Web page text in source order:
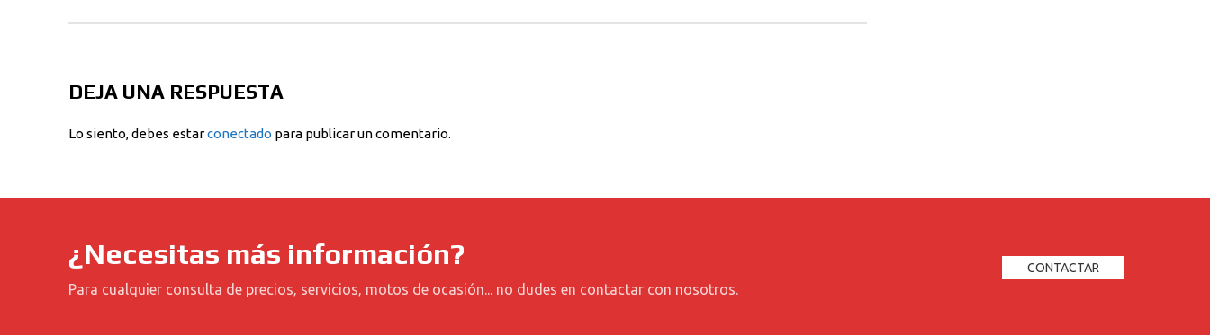
DEJA UNA RESPUESTA
Lo siento, debes estarconectado para publicar un comentario.
¿Necesitas más información?
Para cualquier consulta de precios, servicios, motos de ocasión... no dudes en contactar con nosotros.
CONTACTAR